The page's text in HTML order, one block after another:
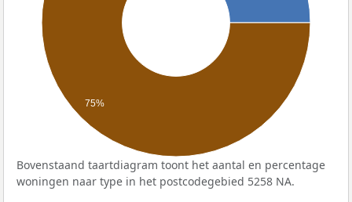
75%
Bovenstaand taartdiagram toont het aantal en percentage
woningen naar type in het postcodegebied 5258 NA.